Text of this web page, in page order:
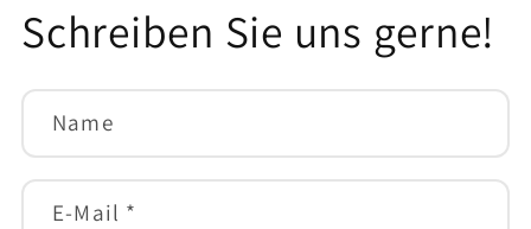
Schreiben Sie uns gerne!
Name
E-Mail *